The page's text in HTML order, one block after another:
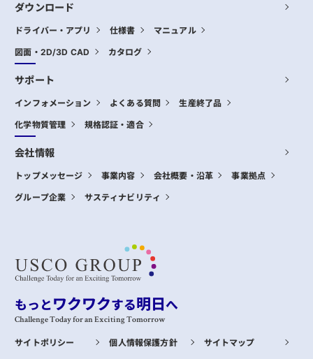
もっとワクワクする明日へ
Challenge Today for an Exciting Tomorrow
サイトポリシー 個人情報保護方針 サイトマップ
ダウンロード
ドライバー・アプリ 仕様書 マニュアル
図面・2D/3D CAD カタログ
サポート
インフォメーション よくある質問 生産終了品
化学物質管理 規格認証・適合
会社情報
トップメッセージ 事業内容 会社概要・沿革 事業拠点
グループ企業 サスティナビリティ